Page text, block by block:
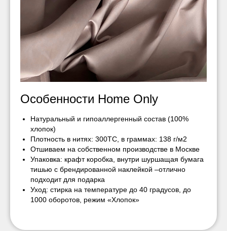
Особенности Home Only
Натуральный и гипоаллергенный состав (100%
хлопок)
Плотность в нитях: 300ТС, в граммах: 138 г/м2
Отшиваем на собственном производстве в Москве
Упаковка: крафт коробка, внутри шуршащая бумага
тишью с брендированной наклейкой –отлично
подходит для подарка
Уход: стирка на температуре до 40 градусов, до
1000 оборотов, режим «Хлопок»